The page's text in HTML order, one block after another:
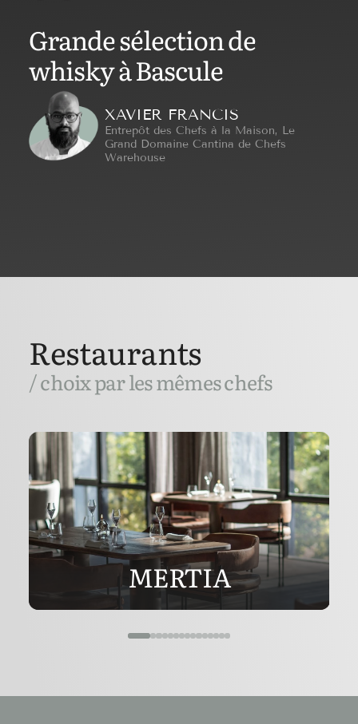
Grande sélection de
whisky à Bascule
XAVIER FRANCIS
Entrepôt des Chefs à la Maison, Le
Grand Domaine Cantina de Chefs
Warehouse
Restaurants
/ choix par les mêmes chefs
MERTIA